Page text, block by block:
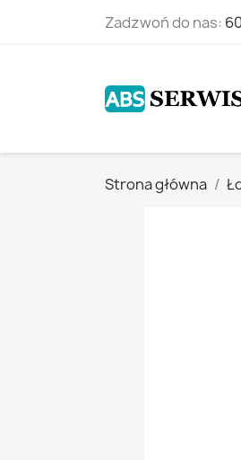
Zadzwoń do nas:
Strona główna